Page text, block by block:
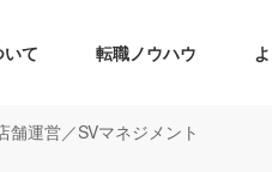
て 転職ノウハウ
運営／SVマネジメント